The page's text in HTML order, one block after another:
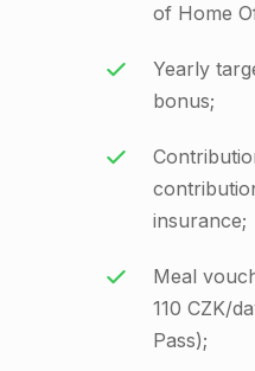
of Home
Yearly
bonus;
insurance;
Meal
110 CZK/
Pass);